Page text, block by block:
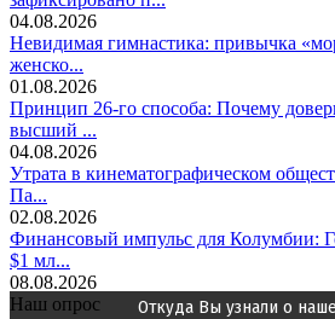
04.08.2026
Невидимая гимнастика: привычка
женско...
01.08.2026
Принцип 26-го способа: Почему
высший ...
04.08.2026
Утрата в кинематографическом
Па...
02.08.2026
Финансовый импульс для Колумбии:
$1 мл...
08.08.2026
Наш опрос
Откуда Вы узнали о